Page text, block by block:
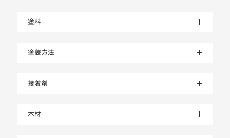
塗料
塗装方法
接着剤
木材